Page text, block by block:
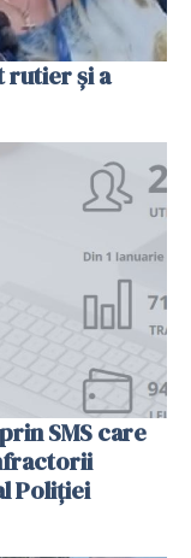
rutier și a
SMS care
Poliției